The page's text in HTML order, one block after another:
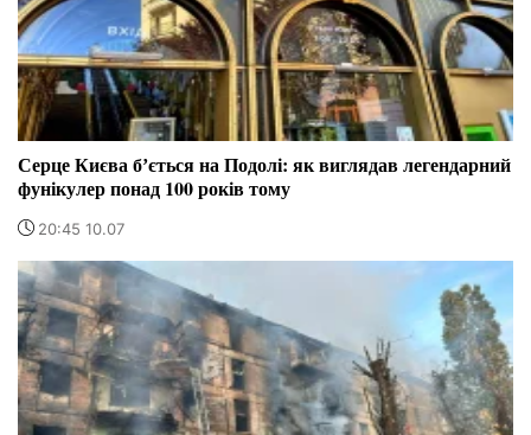
Серце Києва бʼється на Подолі: як виглядав легендарний
фунікулер понад 100 років тому
20:45 10.07